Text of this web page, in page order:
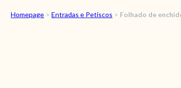
Homepage > Entradas e Petiscos > Folhado de